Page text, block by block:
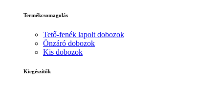
Termékcsomagolás
Tető-fenék lapolt dobozok
Önzáró dobozok
Kis dobozok
Kiegészítők